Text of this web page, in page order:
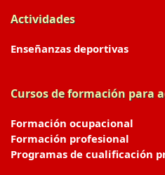
Actividades
Enseñanzas deportivas
Cursos de formación para
Formación ocupacional
Formación profesional
Programas de cualificación